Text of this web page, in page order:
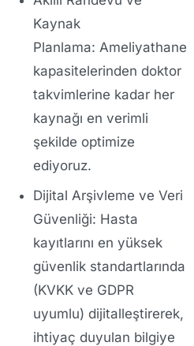
Kaynak
Planlama: Ameliyathane
kapasitelerinden doktor
takvimlerine kadar her
kaynağı en verimli
şekilde optimize
ediyoruz.
Dijital Arşivleme ve Veri
Güvenliği: Hasta
kayıtlarını en yüksek
güvenlik standartlarında
(KVKK ve GDPR
uyumlu) dijitalleştirerek,
ihtiyaç duyulan bilgiye